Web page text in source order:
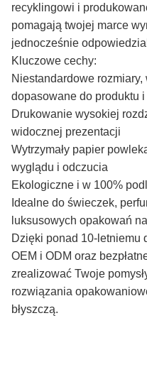
recyklingowi i
pomagają twojej marce
jednocześnie
Kluczowe cechy:
Niestandardowe
dopasowane do produktu
Drukowanie wysokiej
widocznej prezentacji
Wytrzymały papier
wyglądu i odczucia
Ekologiczne i w 100%
Idealne do świeczek,
luksusowych opakowań
Dzięki ponad 10-letniemu
OEM i ODM oraz
zrealizować Twoje
rozwiązania
błyszczą.